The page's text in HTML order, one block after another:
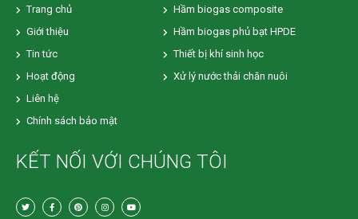
Trang chủ
Giới thiệu
Tin tức
Hoạt động
Liên hệ
Chính sách bảo mật
Hầm biogas composite
Hầm biogas phủ bạt HPDE
Thiết bị khí sinh học
Xử lý nước thải chăn nuôi
KẾT NỐI VỚI CHÚNG TÔI